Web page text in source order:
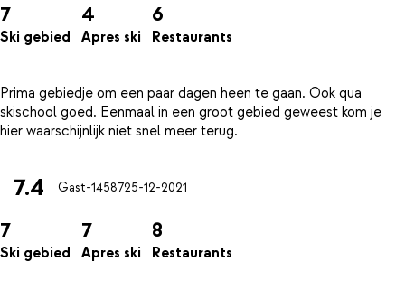
7
Ski gebied
4
Apres ski
6
Restaurants
Prima gebiedje om een paar dagen heen te gaan. Ook qua
skischool goed. Eenmaal in een groot gebied geweest kom je
7.4 Gast-1458725-12-2021
7
Ski gebied
7
Apres ski
8
Restaurants